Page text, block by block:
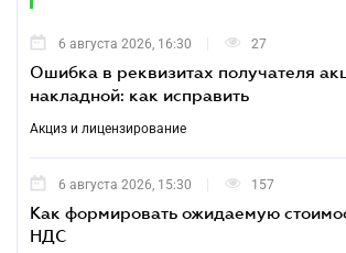
6 августа 2026, 16:30 27
Ошибка в реквизитах получателя
накладной: как исправить
Акциз и лицензирование
6 августа 2026, 15:30 157
Как формировать ожидаемую
НДС